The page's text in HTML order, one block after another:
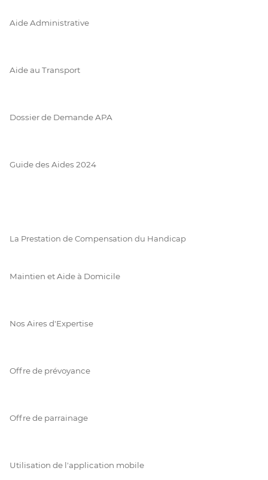
Aide Administrative
Aide au Transport
Dossier de Demande APA
Guide des Aides 2024
La Prestation de Compensation du Handicap
Maintien et Aide à Domicile
Nos Aires d'Expertise
Offre de prévoyance
Offre de parrainage
Utilisation de l'application mobile